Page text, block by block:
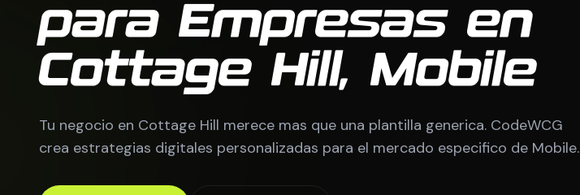
para Empresas en
Cottage Hill, Mobile
Tu negocio en Cottage Hill merece mas que una plantilla generica. CodeWCG
crea estrategias digitales personalizadas para el mercado especifico de Mobile.